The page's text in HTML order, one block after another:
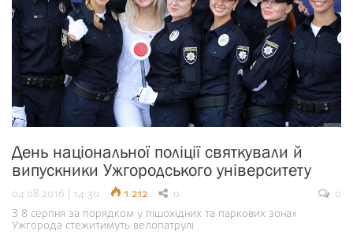
День національної поліції святкували й
випускники Ужгородського університету
04.08.2016 | 14:30 1 212 0
0
З 8 серпня за порядком у пішохідних та паркових зонах
Ужгорода стежитимуть велопатрулі